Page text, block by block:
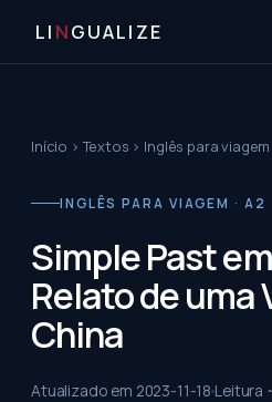
LI NGUALIZE
Início ›Textos › Inglês para viagem
INGLÊS PARA VIAGEM · A2
Simple Past
Relato de uma
China
Atualizado em 2023-11-18 Leitura